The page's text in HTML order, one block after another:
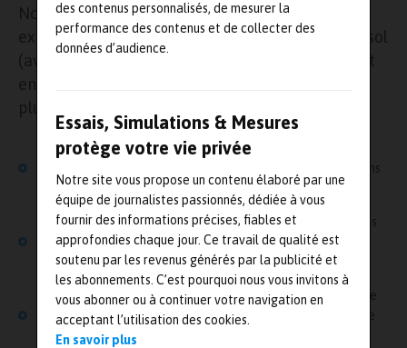
des contenus personnalisés, de mesurer la
performance des contenus et de collecter des
données d’audience.
Essais, Simulations & Mesures
protège votre vie privée
Notre site vous propose un contenu élaboré par une
équipe de journalistes passionnés, dédiée à vous
fournir des informations précises, fiables et
approfondies chaque jour. Ce travail de qualité est
soutenu par les revenus générés par la publicité et
les abonnements. C’est pourquoi nous vous invitons à
vous abonner ou à continuer votre navigation en
acceptant l’utilisation des cookies.
En savoir plus
Notre équipe a entrepris une campagne
exhaustive de mesures acoustiques, à la fois au sol
(avec excitation artificielle ou moteur allumé) et
en vol (en conditions réelles), pour évaluer
plusieurs paramètres essentiels :
Intelligibilité : la détermination du Niveau d’Intelligibilité
Sonore (SIL) est cruciale pour évaluer la clarté des sons dans
la cabine,
Réverbération : les temps de réverbération ont été calculés
dans différentes zones (zone VIP, première classe, zone
équipage),
Absorption acoustique : l’absorption moyenne a été évaluée
sur les parois, les sièges et le mobilier, à partir des temps de
réverbération par zone,